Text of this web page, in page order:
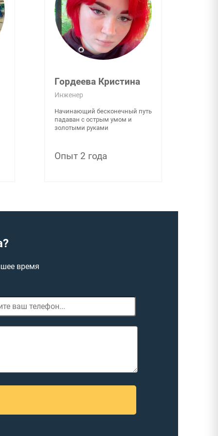
Гордеева Кристина
Инженер
Начинающий бесконечный путь
падаван с острым умом и
золотыми руками
Опыт 2 года
время